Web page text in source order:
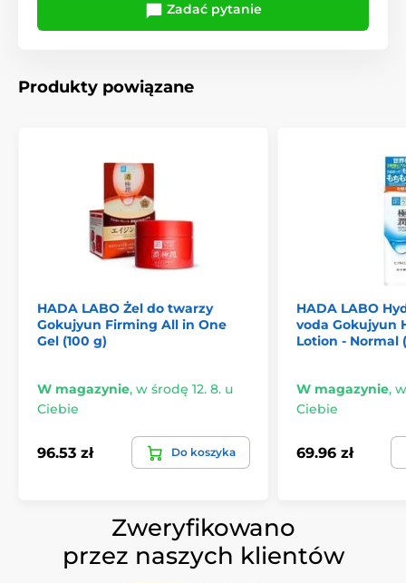
Zadać pytanie
Produkty powiązane
HADA LABO Żel do twarzy
Gokujyun Firming All in One
Gel (100 g)
W magazynie, w środę 12. 8. u
Ciebie
96.53 zł Do koszyka
HADA LABO
voda Gokujyun
Lotion - Normal
W magazynie,
Ciebie
69.96 zł
Zweryfikowano
przez naszych klientów